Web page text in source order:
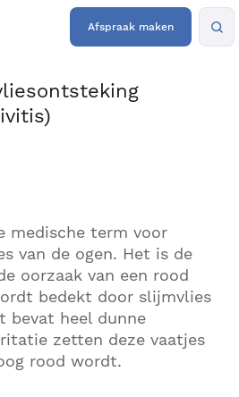
Afspraak maken
medische term voor
van de ogen. Het is de
oorzaak van een rood
bedekt door slijmvlies
bevat heel dunne
zetten deze vaatjes
rood wordt.